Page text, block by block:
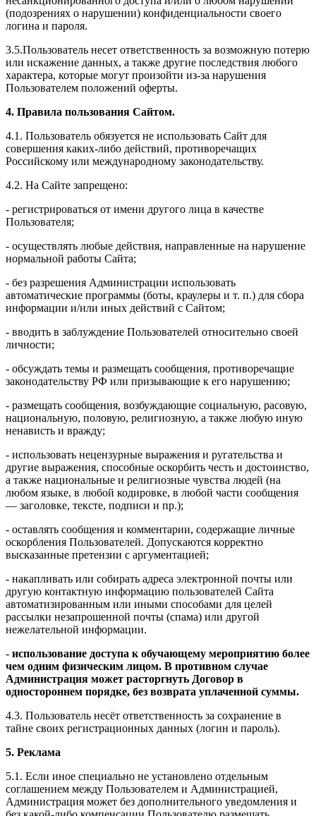
(подозрениях о нарушении) конфиденциальности своего
логина и пароля.
3.5.Пользователь несет ответственность за возможную потерю
или искажение данных, а также другие последствия любого
характера, которые могут произойти из-за нарушения
Пользователем положений оферты.
4. Правила пользования Сайтом.
4.1. Пользователь обязуется не использовать Сайт для
совершения каких-либо действий, противоречащих
Российскому или международному законодательству.
4.2. На Сайте запрещено:
- регистрироваться от имени другого лица в качестве
Пользователя;
- осуществлять любые действия, направленные на нарушение
нормальной работы Сайта;
- без разрешения Администрации использовать
автоматические программы (боты, краулеры и т. п.) для сбора
информации и/или иных действий с Сайтом;
- вводить в заблуждение Пользователей относительно своей
личности;
- обсуждать темы и размещать сообщения, противоречащие
законодательству РФ или призывающие к его нарушению;
- размещать сообщения, возбуждающие социальную, расовую,
национальную, половую, религиозную, а также любую иную
ненависть и вражду;
- использовать нецензурные выражения и ругательства и
другие выражения, способные оскорбить честь и достоинство,
а также национальные и религиозные чувства людей (на
любом языке, в любой кодировке, в любой части сообщения
— заголовке, тексте, подписи и пр.);
- оставлять сообщения и комментарии, содержащие личные
оскорбления Пользователей. Допускаются корректно
высказанные претензии с аргументацией;
- накапливать или собирать адреса электронной почты или
другую контактную информацию пользователей Сайта
автоматизированным или иными способами для целей
рассылки незапрошенной почты (спама) или другой
нежелательной информации.
- использование доступа к обучающему мероприятию более
чем одним физическим лицом. В противном случае
Администрация может расторгнуть Договор в
одностороннем порядке, без возврата уплаченной суммы.
4.3. Пользователь несёт ответственность за сохранение в
тайне своих регистрационных данных (логин и пароль).
5. Реклама
5.1. Если иное специально не установлено отдельным
соглашением между Пользователем и Администрацией,
Администрация может без дополнительного уведомления и